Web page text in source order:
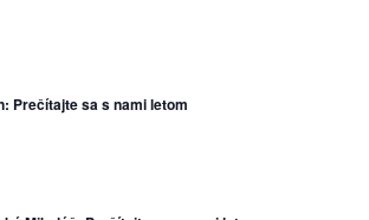
Prečítajte sa s nami letom